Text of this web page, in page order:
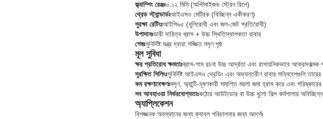
ক্ল্যাম্পিং রেঞ্জঃ৬.১২ মিমি (অপ্টিমাইজড স্ট্রেন রিলে)
থ্রেড স্ট্যান্ডার্ডঃআইএসও মেট্রিক (বিচ্ছিন্ন একীকরণ)
সুরক্ষা রেটিংঃআইপি৬৫ (ধূলিরোধী এবং জল-জেট প্রতিরোধী)
উপাদানঃভারী দায়িত্ব ব্রাস + উচ্চ স্থিতিস্থাপকতা রাবার
শেষঃসুনির্দিষ্ট যন্ত্র দ্বারা সজ্জিত মসৃণ পৃষ্ঠ
মূল সুবিধা
ক্ষয় প্রতিরোধ ক্ষমতাঃব্রাস-গাম রচনা উচ্চ আর্দ্রতা এবং রাসায়নিকভাবে আক্রমণাত্মক
সুরক্ষিত সিলিংঃসুনির্দিষ্ট আইএসও থ্রেডিং এবং অভ্যন্তরীণ রাবার সন্নিবেশগুলি
কম রক্ষণাবেক্ষণঃমসৃণ, অ্যান্টি-দূষণকারী সমাপ্তি ময়লা জমা হ্রাস করে এবং
সব আবহাওয়া নির্ভরযোগ্যতাঃকঠোর আউটডোর বা উচ্চ ধুলো শিল্প কর্মশালায়
অ্যাপ্লিকেশন
বিপজ্জনক অবস্থানের জন্য ক্যাবল পরিচালনার জন্য আদর্শঃ